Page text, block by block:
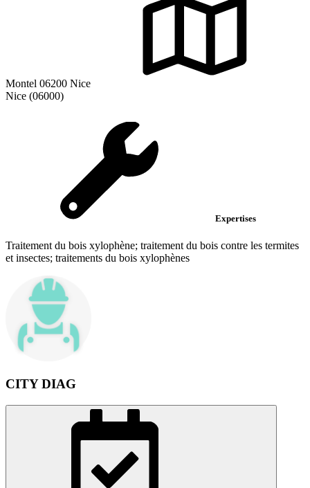
Montel 06200 Nice
Nice (06000)
Expertises
Traitement du bois xylophène; traitement du bois contre les termites
et insectes; traitements du bois xylophènes
CITY DIAG